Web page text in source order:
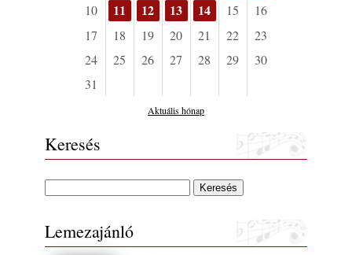
10 11 12 13 14 15
16
17
18 19 20 21 22
23
24
25 26 27 28 29
30
31
Aktuális hónap
Keresés
Lemezajánló